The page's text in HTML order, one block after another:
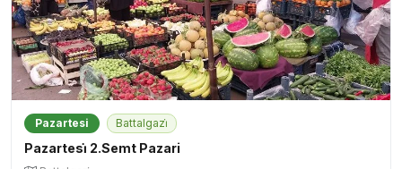
Pazartesi Battalgazi̇
Pazartesi̇ 2.Semt Pazari